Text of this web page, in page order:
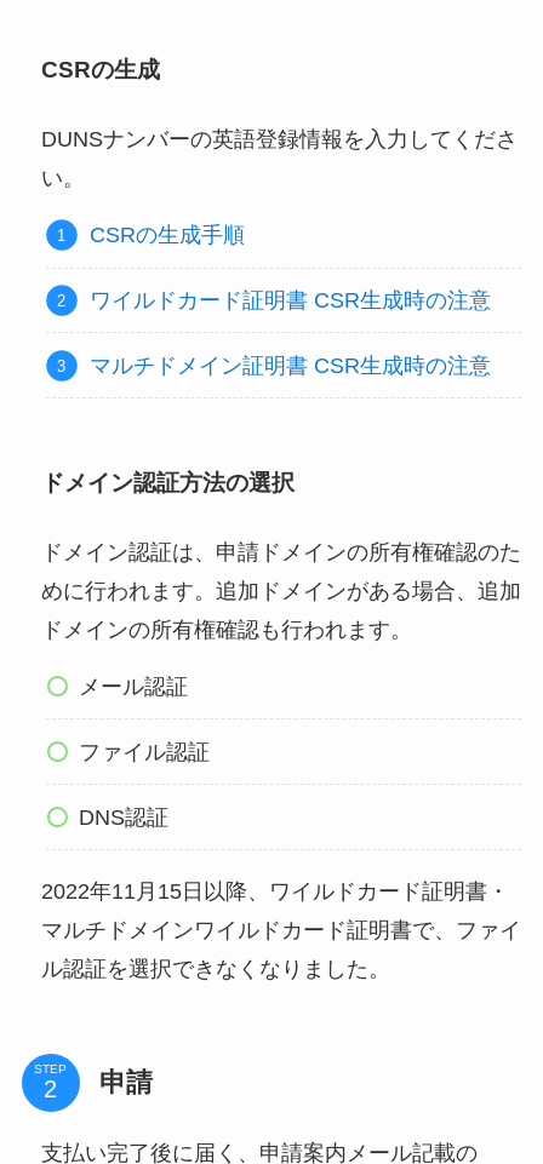
CSRの生成
DUNSナンバーの英語登録情報を入力してくださ
い。
CSRの生成手順
ワイルドカード証明書 CSR生成時の注意
マルチドメイン証明書 CSR生成時の注意
ドメイン認証方法の選択
ドメイン認証は、申請ドメインの所有権確認のた
めに行われます。追加ドメインがある場合、追加
ドメインの所有権確認も行われます。
メール認証
ファイル認証
DNS認証
2022年11月15日以降、ワイルドカード証明書・
マルチドメインワイルドカード証明書で、ファイ
ル認証を選択できなくなりました。
STEP 申請
支払い完了後に届く、申請案内メール記載の